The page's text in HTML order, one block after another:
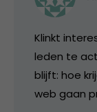
Klinkt
leden te
blijft: hoe
web gaan